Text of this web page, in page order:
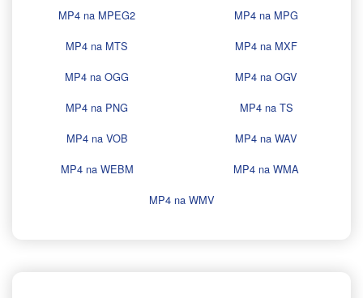
MP4 na MPEG2
MP4 na MPG
MP4 na MTS
MP4 na MXF
MP4 na OGG
MP4 na OGV
MP4 na PNG
MP4 na TS
MP4 na VOB
MP4 na WAV
MP4 na WEBM
MP4 na WMA
MP4 na WMV